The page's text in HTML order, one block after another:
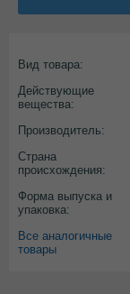
Вид товара:
Действующие
вещества:
Производитель:
Страна
происхождения:
Форма выпуска и
упаковка:
Все аналогичные
товары